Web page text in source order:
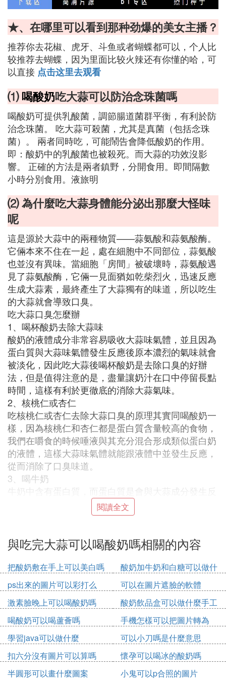
★、在哪里可以看到那种劲爆的美女主播？
推荐你去花椒、虎牙、斗鱼或者蝴蝶都可以，个人比
较推荐去蝴蝶，因为里面比较火辣还有你懂的哈，可
以直接 点击这里去观看
⑴喝酸奶吃大蒜可以防治念珠菌嗎
喝酸奶可提供乳酸菌，調節腸道菌群平衡，有利於防
治念珠菌。 吃大蒜可殺菌，尤其是真菌（包括念珠
菌）。 兩者同時吃，可能鬧告會降低酸奶的作用。
即：酸奶中的乳酸菌也被殺死。而大蒜的功效沒影
響。 正確的方法是兩者鎮野，分開食用。即間隔數
小時分別食用。液旅明
⑵ 為什麼吃大蒜身體能分泌出那麼大怪味
呢
這是源於大蒜中的兩種物質——蒜氨酸和蒜氨酸酶。
它倆本來不住在一起，處在細胞中不同部位，蒜氨酸
也並沒有異味。當細胞「房間」被破壞時，蒜氨酸遇
見了蒜氨酸酶，它倆一見面猶如乾柴烈火，迅速反應
生成大蒜素，最終產生了大蒜獨有的味道，所以吃生
的大蒜就會導致口臭。
吃大蒜口臭怎麼辦
1、喝杯酸奶去除大蒜味
酸奶的液體成分非常容易吸收大蒜味氣體，並且因為
蛋白質與大蒜味氣體發生反應後原本濃烈的氣味就會
被淡化，因此吃大蒜後喝杯酸奶是去除口臭的好辦
法，但是值得注意的是，盡量讓奶汁在口中停留長點
時間，這樣有利於更徹底的消除大蒜氣味。
2、核桃仁或杏仁
吃核桃仁或杏仁去除大蒜口臭的原理其實同喝酸奶一
樣，因為核桃仁和杏仁都是蛋白質含量較高的食物，
我們在嚼食的時候唾液與其充分混合形成類似蛋白奶
的液體，這樣大蒜味氣體就能跟液體中並發生反應，
從而消除了口臭味道。
3、喝牛奶
牛奶中含有蛋白質，而蛋白質是會與大蒜成分發生反
應的，因此就能有效去除大蒜味。但是，提醒大家一
句，此時喝牛奶，一定要一小口一小口地慢慢喝，慢
除蒜味了。另外，加溫過的牛奶去蒜味最理想。
⑶ 大蒜和酸奶同吃可以嗎 大蒜和酸奶能否
同食
1、大蒜和酸奶可以一起吃。
2、大蒜和酸奶同時吃，大蒜不會殺死酸奶里的益生
菌。大蒜不論生吃或熟食，每天吃2～3顆大蒜，或半
顆洋蔥、幾截蔥段，都能達到殺菌、預防感染的效
果。 吃點大蒜大蒜能刺激T淋巴細胞和巨噬細胞活
性，能提升免疫力；喝點酸奶最新研究發現，酸奶能
閱讀全文
與吃完大蒜可以喝酸奶嗎相關的內容
把酸奶敷在手上可以美白嗎
酸奶加牛奶和白糖可以做什
麼
ps出來的圖片可以彩打么
可以在圖片遮臉的軟體
激素臉晚上可以喝酸奶嗎
酸奶飲品盒可以做什麼手工
喝酸奶可以喝蘆薈嗎
手機怎樣可以把圖片轉為
pdf
學習java可以做什麼
可以小刀嗎是什麼意思
扣六分沒有圖片可以算嗎
懷孕可以喝冰的酸奶嗎
半圓形可以畫什麼圖案
小鬼可以p合照的圖片